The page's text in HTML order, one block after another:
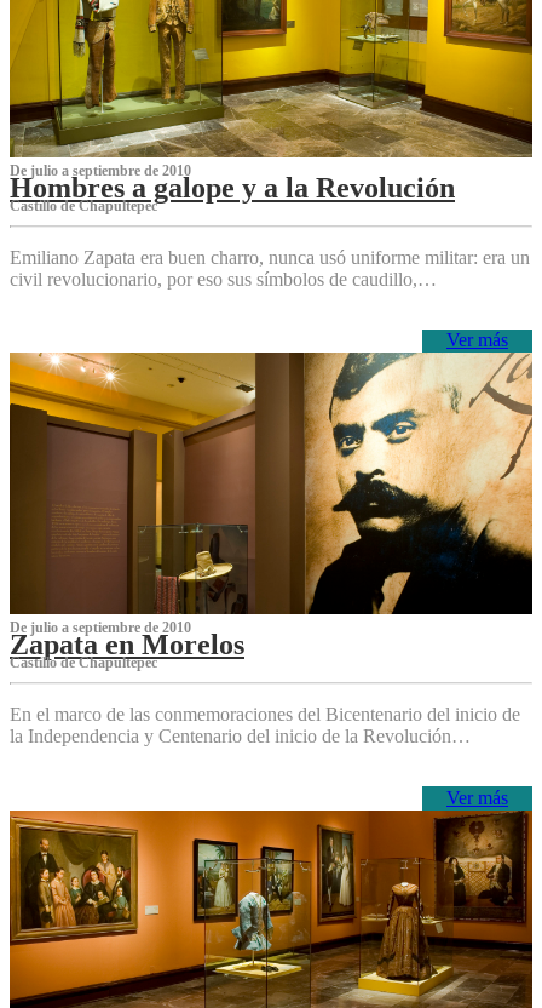
De julio a septiembre de 2010
Hombres a galope y a la Revolución
Castillo de Chapultepec
Emiliano Zapata era buen charro, nunca usó uniforme militar: era un
civil revolucionario, por eso sus símbolos de caudillo,…
Ver más
De julio a septiembre de 2010
Zapata en Morelos
Castillo de Chapultepec
En el marco de las conmemoraciones del Bicentenario del inicio de
la Independencia y Centenario del inicio de la Revolución…
Ver más